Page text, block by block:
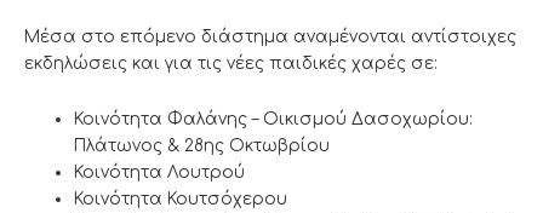
Μέσα στο επόμενο διάστημα αναμένονται αντίστοιχες
εκδηλώσεις και για τις νέες παιδικές χαρές σε:
Κοινότητα Φαλάνης – Οικισμού Δασοχωρίου:
Πλάτωνος & 28ης Οκτωβρίου
Κοινότητα Λουτρού
Κοινότητα Κουτσόχερου